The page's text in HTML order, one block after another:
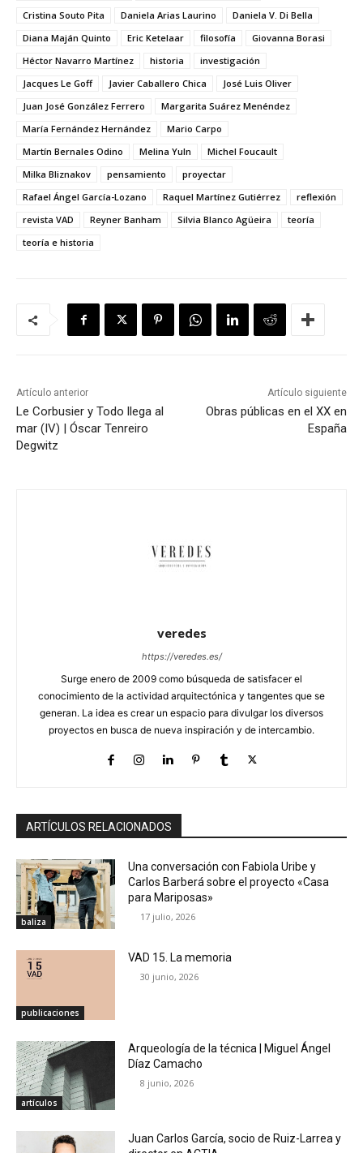
Cristina Souto Pita
Daniela Arias Laurino
Daniela V. Di Bella
Diana Maján Quinto
Eric Ketelaar filosofía
Giovanna Borasi
Héctor Navarro Martínez
historia
investigación
Jacques Le Goff
Javier Caballero Chica
José Luis Oliver
Juan José González Ferrero
Margarita Suárez Menéndez
María Fernández Hernández
Mario Carpo
Martín Bernales Odino
Melina Yuln
Michel Foucault
Milka Bliznakov
pensamiento
proyectar
Rafael Ángel García-Lozano
Raquel Martínez Gutiérrez
reflexión
revista VAD
Reyner Banham Silvia Blanco Agüeira
teoría
teoría e historia
Artículo anterior
Le Corbusier y Todo llega al
mar (IV) | Óscar Tenreiro
Degwitz
Artículo siguiente
Obras públicas en el XX en
España
veredes
https://veredes.es/
Surge enero de 2009 como búsqueda de satisfacer el
conocimiento de la actividad arquitectónica y tangentes que se
generan. La idea es crear un espacio para divulgar los diversos
proyectos en busca de nueva inspiración y de intercambio.
ARTÍCULOS RELACIONADOS
baliza
Una conversación con Fabiola Uribe y
Carlos Barberá sobre el proyecto «Casa
para Mariposas»
17 julio, 2026
publicaciones
VAD 15. La memoria
30 junio, 2026
artículos
Arqueología de la técnica | Miguel Ángel
Díaz Camacho
8 junio, 2026
Juan Carlos García, socio de Ruiz-Larrea y